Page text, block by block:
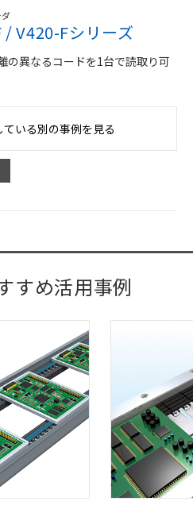
V420-Fシリーズ
の異なるコードを1台で読取り可
いる別の事例を見る
すめ活用事例